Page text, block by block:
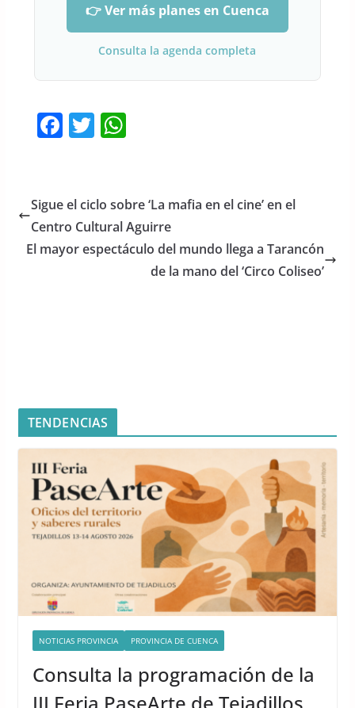
👉 Ver más planes en Cuenca
Consulta la agenda completa
F
e
b
o
T
er
W
s
A
p
Sigue el ciclo sobre ‘La mafia en el cine’ en el
Centro Cultural Aguirre
El mayor espectáculo del mundo llega a Tarancón
de la mano del ‘Circo Coliseo’
TENDENCIAS
NOTICIAS PROVINCIA PROVINCIA DE CUENCA
Consulta la programación de la